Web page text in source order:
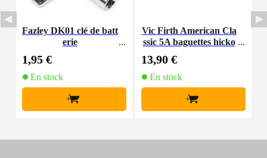
Fazley DK01 clé de batt
erie
1,95 €
En stock
+
Vic Firth American Cla
ssic 5A baguettes hicko
13,90 €
En stock
+